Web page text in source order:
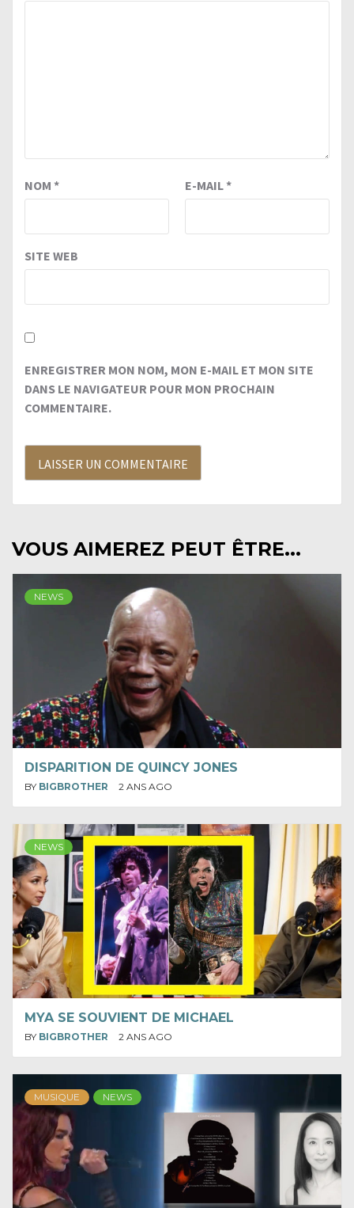
NOM * E-MAIL*
SITE WEB
ENREGISTRER MON NOM, MON E-MAIL ET MON SITE
DANS LE NAVIGATEUR POUR MON PROCHAIN
COMMENTAIRE.
VOUS AIMEREZ PEUT ÊTRE...
NEWS
DISPARITION DE QUINCY JONES
BY BIGBROTHER 2 ANS AGO
NEWS
MYA SE SOUVIENT DE MICHAEL
BY BIGBROTHER 2 ANS AGO
MUSIQUE NEWS